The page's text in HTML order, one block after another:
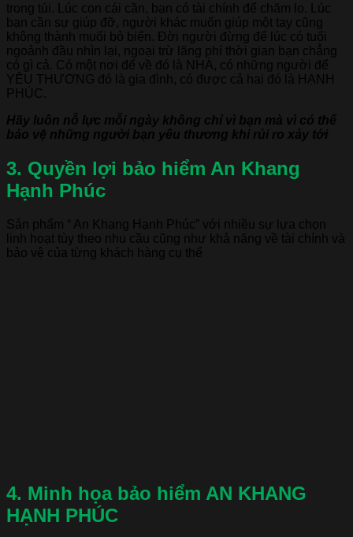
trong túi. Lúc con cái cần, bạn có tài chính để chăm lo. Lúc
bạn cần sự giúp đỡ, người khác muốn giúp một tay cũng
không thành muối bỏ biển. Đời người đừng để lúc có tuổi
ngoảnh đầu nhìn lại, ngoại trừ lãng phí thời gian bạn chẳng
có gì cả. Có một nơi để về đó là NHÀ, có những người để
YÊU THƯƠNG đó là gia đình, có được cả hai đó là HẠNH
PHÚC.
Hãy luôn nỗ lực mỗi ngày không chỉ vì bạn mà vì có thể
bảo vệ những người bạn yêu thương khi rủi ro xảy tới
3. Quyền lợi bảo hiểm An Khang
Hạnh Phúc
Sản phẩm “ An Khang Hạnh Phúc” với nhiều sự lựa chọn
linh hoạt tùy theo nhu cầu cũng như khả năng về tài chính và
bảo vệ của từng khách hàng cụ thể
4. Minh họa bảo hiểm AN KHANG
HẠNH PHÚC